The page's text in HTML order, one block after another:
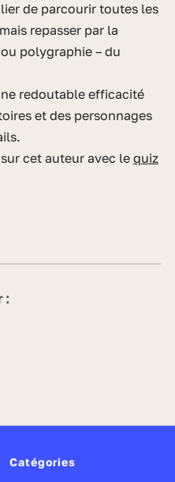
de parcourir toutes les
repasser par la
polygraphie – du
redoutable efficacité
et des personnages
sur cet auteur avec le quiz
:
Catégories